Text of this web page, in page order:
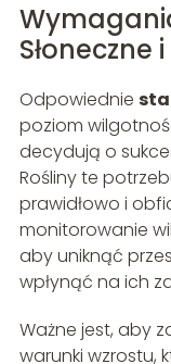
Słoneczne
Odpowiednie
poziom
decydują o
Rośliny te
prawidłowo i
monitorowanie
aby uniknąć
wpłynąć na ich
Ważne jest, aby
warunki wzrostu,